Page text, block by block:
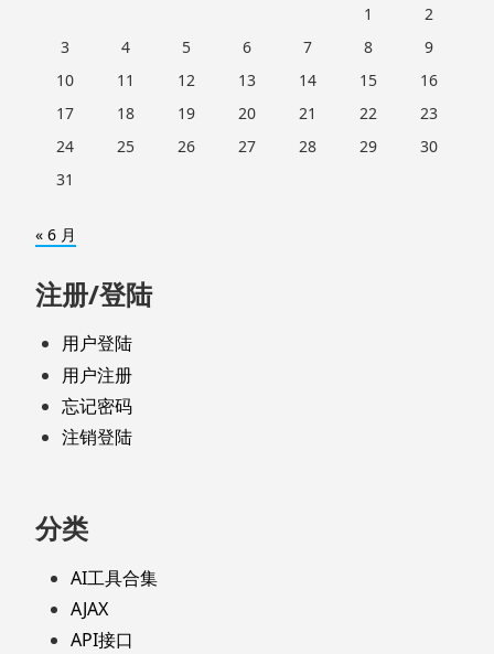
1
2
3
4 5 6 7 8
9
10
11 12 13 14 15
16
17
18 19 20 21 22
23
24
25 26 27 28 29
30
31
« 6 月
注册/登陆
用户登陆
用户注册
忘记密码
注销登陆
分类
AI工具合集
AJAX
API接口